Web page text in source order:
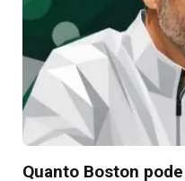
Quanto Boston